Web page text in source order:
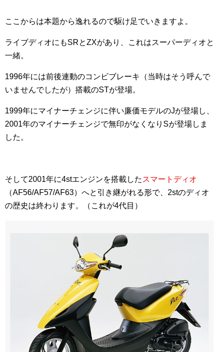
ここからは本題から逸れるので駆け足でいきますよ。
ライブディオにもSRとZXがあり、これはスーパーディオと
一緒。
1996年には前後連動のコンビブレーキ（当時はそう呼んで
いませんでしたが）搭載のSTが登場。
1999年にマイナーチェンジに伴い廉価モデルのJが登場し、
2001年のマイナーチェンジで無印がなくなりSが登場しま
した。
そして2001年に4stエンジンを搭載した スマートディオ
（AF56/AF57/AF63）へと引き継がれる形で、2stのディオ
の歴史は終わります。（これが4代目）